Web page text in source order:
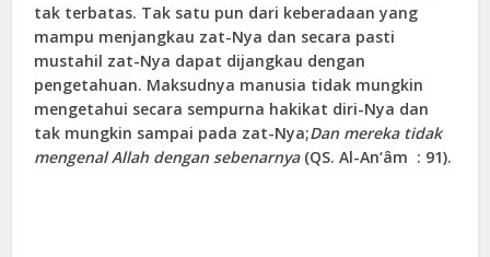
tak terbatas. Tak satu pun dari keberadaan yang
mampu menjangkau zat-Nya dan secara pasti
mustahil zat-Nya dapat dijangkau dengan
pengetahuan. Maksudnya manusia tidak mungkin
mengetahui secara sempurna hakikat diri-Nya dan
tak mungkin sampai pada zat-Nya;Dan mereka tidak
mengenal Allah dengan sebenarnya (QS. Al-An‘âm : 91).